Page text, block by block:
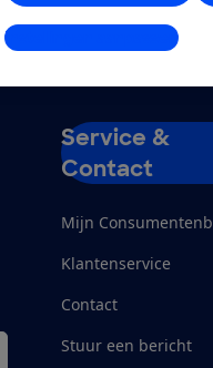
Instellingen aanpassen
Service &
Contact
Mijn
Klantenservice
Contact
Stuur een bericht